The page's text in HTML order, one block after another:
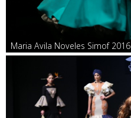
Maria Avila Noveles Simof 2016